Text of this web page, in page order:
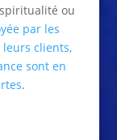
ou
par les
leurs clients,
sont en
.